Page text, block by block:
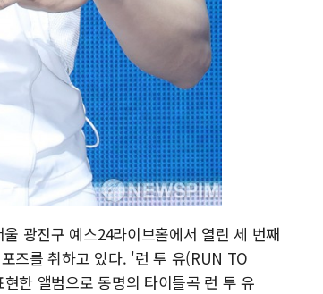
광진구 예스24라이브홀에서 열린 세 번째
즈를 취하고 있다. '런 투 유(RUN TO
한 앨범으로 동명의 타이틀곡 런 투 유